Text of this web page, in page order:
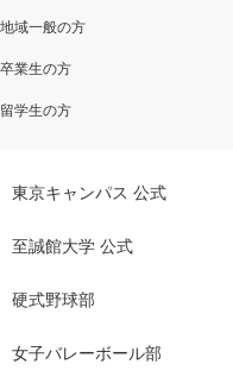
地域一般の方
卒業生の方
留学生の方
東京キャンパス 公式
至誠館大学 公式
硬式野球部
女子バレーボール部